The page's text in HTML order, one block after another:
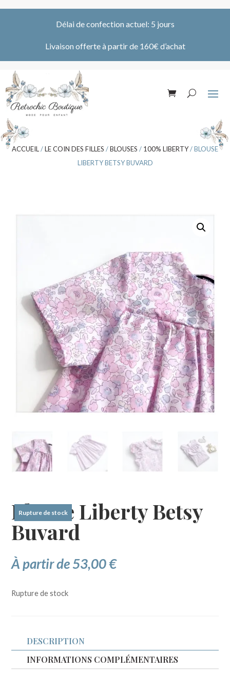
Délai de confection actuel: 5 jours
Livaison offerte à partir de 160€ d’achat
ACCUEIL /LE COIN DES FILLES /BLOUSES / 100% LIBERTY/ BLOUSE
LIBERTY BETSY BUVARD
Blouse Liberty Betsy
Buvard
À partir de53,00€
Rupture de stock
Rupture de stock
DESCRIPTION
INFORMATIONS COMPLÉMENTAIRES